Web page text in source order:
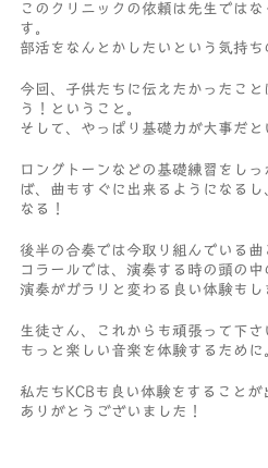
このクリニックの依頼は先生では
す。
部活をなんとかしたいという気持ち
今回、子供たちに伝えたかったこ
う！ということ。
そして、やっぱり基礎力が大事だと
ロングトーンなどの基礎練習をし
ば、曲もすぐに出来るようになる
なる！
後半の合奏では今取り組んでいる曲
コラールでは、演奏する時の頭の中
演奏がガラリと変わる良い体験もし
生徒さん、これからも頑張って下さ
もっと楽しい音楽を体験するために
私たちKCBも良い体験をすることが
ありがとうございました！